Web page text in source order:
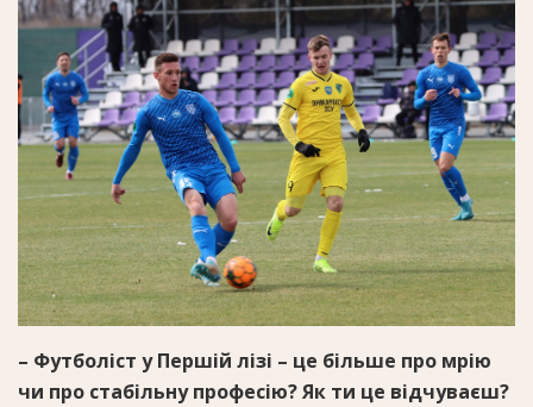
– Футболіст у Першій лізі – це більше про мрію
чи про стабільну професію? Як ти це відчуваєш?